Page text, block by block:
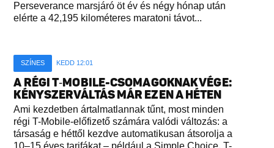
Perseverance marsjáró öt év és négy hónap után
elérte a 42,195 kilométeres maratoni távot...
SZÍNES KEDD 12:01
A RÉGI T‑MOBILE-CSOMAGOKNAK VÉGE:
KÉNYSZERVÁLTÁS MÁR EZEN A HÉTEN
Ami kezdetben ártalmatlannak tűnt, most minden
régi T-Mobile-előfizető számára valódi változás: a
társaság e héttől kezdve automatikusan átsorolja a
10–15 éves tarifákat – például a Simple Choice, T-